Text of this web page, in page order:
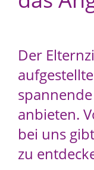
Der
anbieten.
bei uns
zu